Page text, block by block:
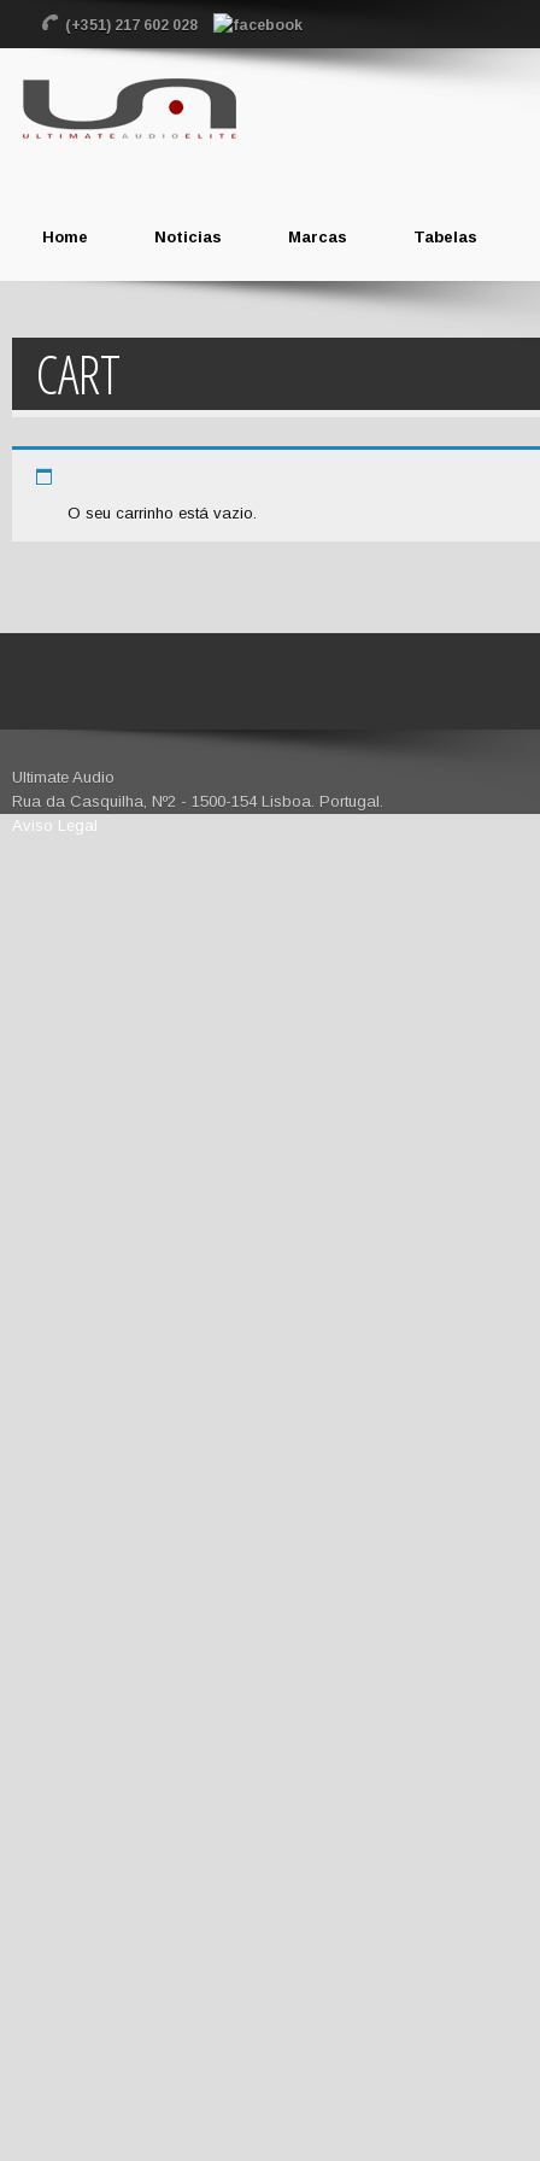
(+351) 217 602 028
Home Noticias Marcas Tabelas
CART
Home Cart
O seu carrinho está vazio.
Ultimate Audio
Rua da Casquilha, Nº2 - 1500-154 Lisboa. Portugal.
Aviso Legal